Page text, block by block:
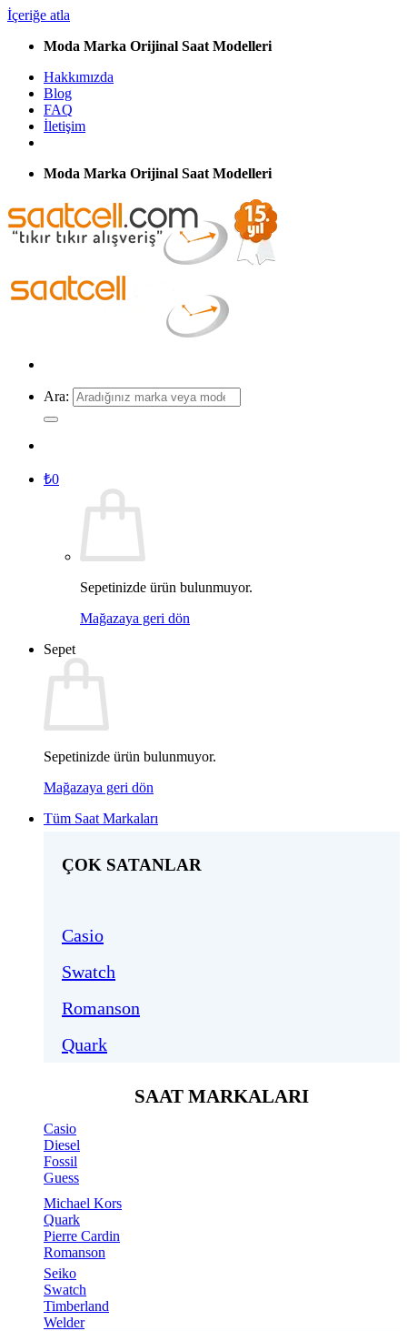
İçeriğe atla
Moda Marka Orijinal Saat Modelleri
Hakkımızda
Blog
FAQ
İletişim
Moda Marka Orijinal Saat Modelleri
Ara:
₺0
Sepetinizde ürün bulunmuyor.
Mağazaya geri dön
Sepet
Sepetinizde ürün bulunmuyor.
Mağazaya geri dön
Tüm Saat Markaları
ÇOK SATANLAR
Casio
Swatch
Romanson
Quark
SAAT MARKALARI
Casio
Diesel
Fossil
Guess
Michael Kors
Quark
Pierre Cardin
Romanson
Seiko
Swatch
Timberland
Welder